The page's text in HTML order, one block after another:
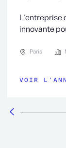
L'entreprise
innovante
Paris
VOIR